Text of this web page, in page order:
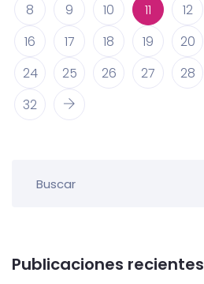
8
9 10 11 12
16
17 18 19 20
24
25 26 27 28
32
Publicaciones recientes